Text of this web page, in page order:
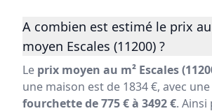
A combien est estimé le prix au
moyen Escales (11200) ?
Le prix moyen au m² Escales
une maison est de 1834 €, avec une
fourchette de 775 € à 3492 €.